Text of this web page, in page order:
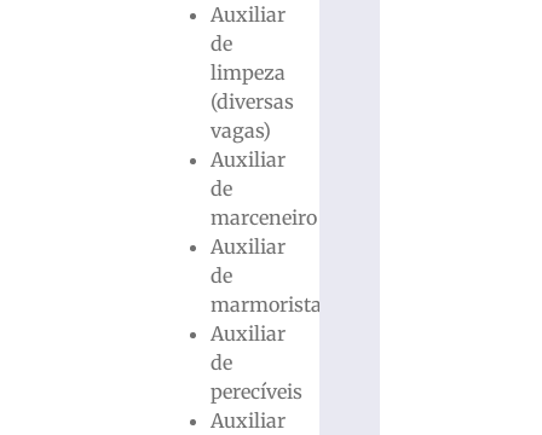
Auxiliar
de
limpeza
(diversas
vagas)
Auxiliar
de
marceneiro
Auxiliar
de
marmorista
Auxiliar
de
perecíveis
Auxiliar